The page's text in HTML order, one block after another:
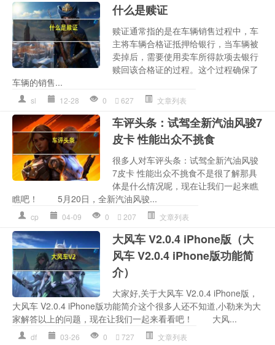
什么是赎证
赎证通常指的是在车辆销售过程中，车
主将车辆合格证抵押给银行，当车辆被
卖掉后，需要使用卖车所得款项去银行
赎回该合格证的过程。这个过程确保了
车辆的销售...
sl 12-28 0 627 文章列表
车评头条：试驾全新汽油风骏7
皮卡 性能出众不挑食
很多人对车评头条：试驾全新汽油风骏
7皮卡 性能出众不挑食不是很了解那具
体是什么情况呢，现在让我们一起来瞧
瞧吧！ 5月20日，全新汽油风骏...
cp 04-09 0 207 文章列表
大风车 V2.0.4 iPhone版（大
风车 V2.0.4 iPhone版功能简
介）
大家好,关于大风车 V2.0.4 iPhone版，
大风车 V2.0.4 iPhone版功能简介这个很多人还不知道,小勒来为大
家解答以上的问题，现在让我们一起来看看吧！ 大风...
df 03-26 0 727 文章列表